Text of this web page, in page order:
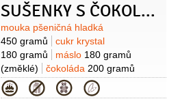
Krém: máslo180 gramů (změklé)
krémový300 gramů
(Philadelphia)
cukr moučkový
120 gramů
SUŠENKY S ČOKOLÁDOU
Suroviny
mouka pšeničná hladká
450 gramů
cukr krystal
180 gramů
máslo 180 gramů
(změklé)
čokoláda 200 gramů
(nasekaná nebo čokoládové
čočky)
vejce1 kus
žloutek
Kategorie